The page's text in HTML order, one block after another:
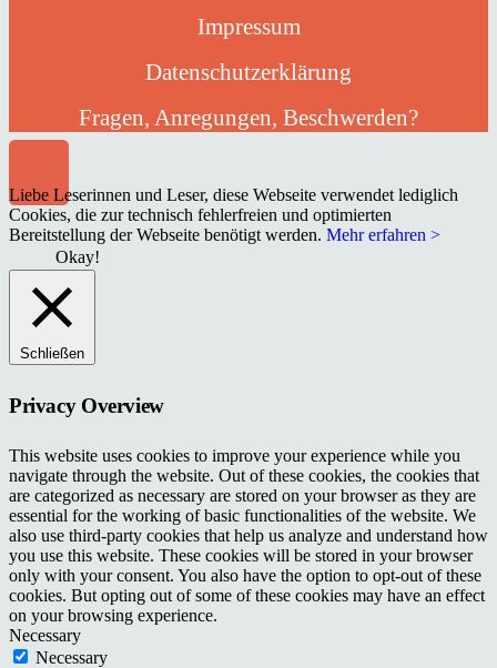
Impressum
Datenschutzerklärung
Fragen, Anregungen, Beschwerden?
Liebe Leserinnen und Leser, diese Webseite verwendet lediglich
Cookies, die zur technisch fehlerfreien und optimierten
Bereitstellung der Webseite benötigt werden. Mehr erfahren >
Okay!
Schließen
Privacy Overview
This website uses cookies to improve your experience while you
navigate through the website. Out of these cookies, the cookies that
are categorized as necessary are stored on your browser as they are
essential for the working of basic functionalities of the website. We
also use third-party cookies that help us analyze and understand how
you use this website. These cookies will be stored in your browser
only with your consent. You also have the option to opt-out of these
cookies. But opting out of some of these cookies may have an effect
on your browsing experience.
Necessary
Necessary